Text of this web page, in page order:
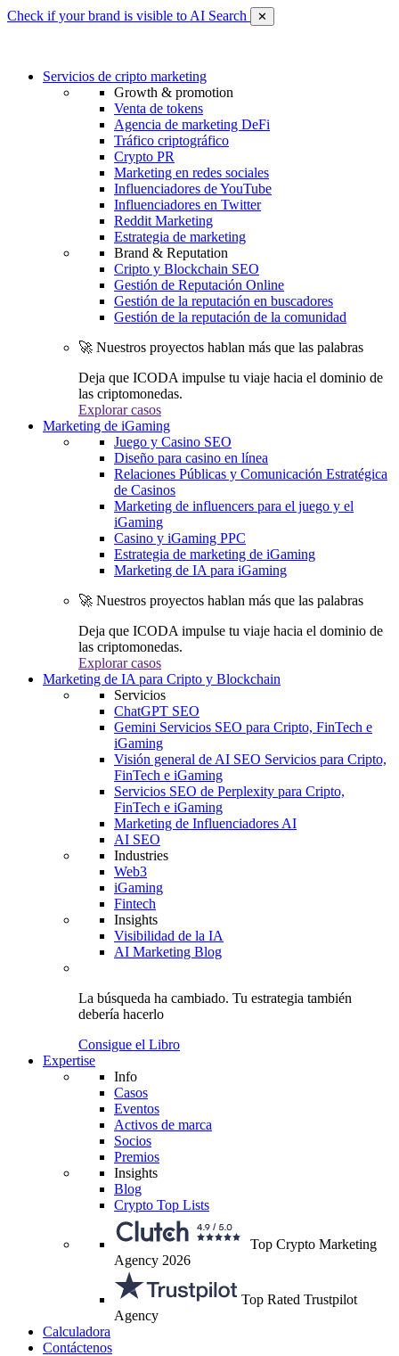
Check if your brand is visible to AI Search ✕
Servicios de cripto marketing
Growth & promotion
Venta de tokens
Agencia de marketing DeFi
Tráfico criptográfico
Crypto PR
Marketing en redes sociales
Influenciadores de YouTube
Influenciadores en Twitter
Reddit Marketing
Estrategia de marketing
Brand & Reputation
Cripto y Blockchain SEO
Gestión de Reputación Online
Gestión de la reputación en buscadores
Gestión de la reputación de la comunidad
🚀 Nuestros proyectos hablan más que las palabras
Deja que ICODA impulse tu viaje hacia el dominio de
las criptomonedas.
Explorar casos
Marketing de iGaming
Juego y Casino SEO
Diseño para casino en línea
Relaciones Públicas y Comunicación Estratégica
de Casinos
Marketing de influencers para el juego y el
iGaming
Casino y iGaming PPC
Estrategia de marketing de iGaming
Marketing de IA para iGaming
🚀 Nuestros proyectos hablan más que las palabras
Deja que ICODA impulse tu viaje hacia el dominio de
las criptomonedas.
Explorar casos
Marketing de IA para Cripto y Blockchain
Servicios
ChatGPT SEO
Gemini Servicios SEO para Cripto, FinTech e
iGaming
Visión general de AI SEO Servicios para Cripto,
FinTech e iGaming
Servicios SEO de Perplexity para Cripto,
FinTech e iGaming
Marketing de Influenciadores AI
AI SEO
Industries
Web3
iGaming
Fintech
Insights
Visibilidad de la IA
AI Marketing Blog
La búsqueda ha cambiado. Tu estrategia también
debería hacerlo
Consigue el Libro
Expertise
Info
Casos
Eventos
Activos de marca
Socios
Premios
Insights
Blog
Crypto Top Lists
Top Crypto Marketing
Agency 2026
Top Rated Trustpilot
Agency
Calculadora
Contáctenos